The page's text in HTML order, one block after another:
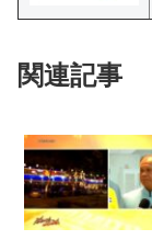
関連記事